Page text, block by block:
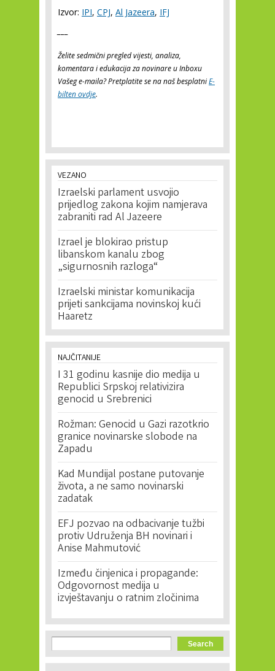
Izvor: IPI, CPJ, Al Jazeera, IFJ
Želite sedmični pregled vijesti, analiza,
komentara i edukacija za novinare u Inboxu
Vašeg e-maila? Pretplatite se na naš besplatniE-
bilten ovdje.
VEZANO
Izraelski parlament usvojio
prijedlog zakona kojim namjerava
zabraniti rad Al Jazeere
Izrael je blokirao pristup
libanskom kanalu zbog
„sigurnosnih razloga“
Izraelski ministar komunikacija
prijeti sankcijama novinskoj kući
Haaretz
NAJČITANIJE
I 31 godinu kasnije dio medija u
Republici Srpskoj relativizira
genocid u Srebrenici
Rožman: Genocid u Gazi razotkrio
granice novinarske slobode na
Zapadu
Kad Mundijal postane putovanje
života, a ne samo novinarski
zadatak
EFJ pozvao na odbacivanje tužbi
protiv Udruženja BH novinari i
Anise Mahmutović
Između činjenica i propagande:
Odgovornost medija u
izvještavanju o ratnim zločinima
Search form
Search